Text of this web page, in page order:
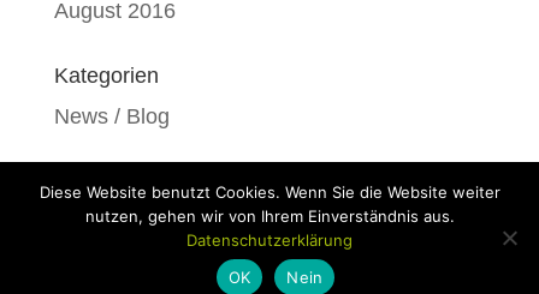
August 2016
Kategorien
News / Blog
Copyright by Meine Gesundheit-Genossenschaft eG |
Webumsetzung KAIHATSU e:V.
Diese Website benutzt Cookies. Wenn Sie die Website weiter
nutzen, gehen wir von Ihrem Einverständnis aus.
Datenschutzerklärung
OK
Nein